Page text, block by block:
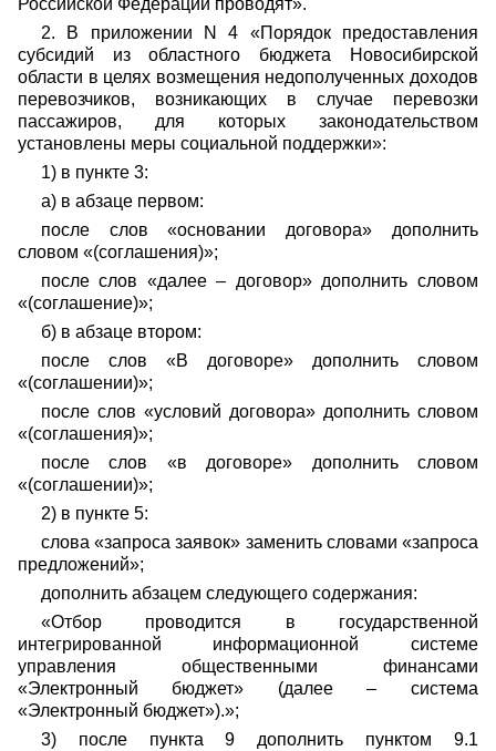
Российской Федерации проводят».
2. В приложении N 4 «Порядок предоставления
субсидий из областного бюджета Новосибирской
области в целях возмещения недополученных доходов
перевозчиков, возникающих в случае перевозки
пассажиров, для которых законодательством
установлены меры социальной поддержки»:
1) в пункте 3:
а) в абзаце первом:
после слов «основании договора» дополнить
словом «(соглашения)»;
после слов «далее – договор» дополнить словом
«(соглашение)»;
б) в абзаце втором:
после слов «В договоре» дополнить словом
«(соглашении)»;
после слов «условий договора» дополнить словом
«(соглашения)»;
после слов «в договоре» дополнить словом
«(соглашении)»;
2) в пункте 5:
слова «запроса заявок» заменить словами «запроса
предложений»;
дополнить абзацем следующего содержания:
«Отбор проводится в государственной
интегрированной информационной системе
управления общественными финансами
«Электронный бюджет» (далее – система
«Электронный бюджет»).»;
3) после пункта 9 дополнить пунктом 9.1